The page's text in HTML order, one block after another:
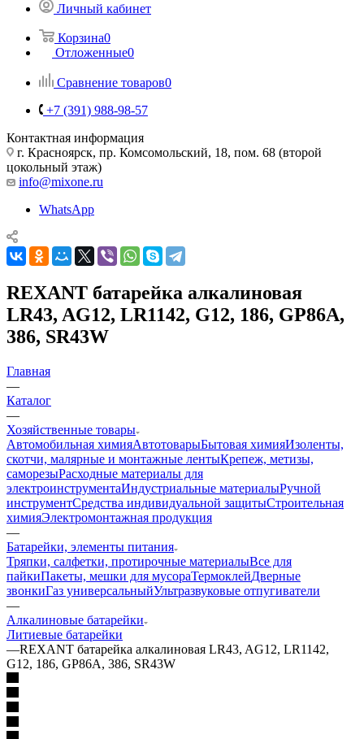
Личный кабинет
Корзина0
Отложенные0
Сравнение товаров0
+7 (391) 988-98-57
Контактная информация
г. Красноярск, пр. Комсомольский, 18, пом. 68 (второй
цокольный этаж)
info@mixone.ru
WhatsApp
REXANT батарейка алкалиновая
LR43, AG12, LR1142, G12, 186, GP86A,
386, SR43W
Главная
—
Каталог
—
Хозяйственные товары
Автомобильная химияАвтотоварыБытовая химияИзоленты,
скотчи, малярные и монтажные лентыКрепеж, метизы,
саморезыРасходные материалы для
электроинструментаИндустриальные материалыРучной
инструментСредства индивидуальной защитыСтроительная
химияЭлектромонтажная продукция
—
Батарейки, элементы питания
Тряпки, салфетки, протирочные материалыВсе для
пайкиПакеты, мешки для мусораТермоклейДверные
звонкиГаз универсальныйУльтразвуковые отпугиватели
—
Алкалиновые батарейки
Литиевые батарейки
—REXANT батарейка алкалиновая LR43, AG12, LR1142,
G12, 186, GP86A, 386, SR43W